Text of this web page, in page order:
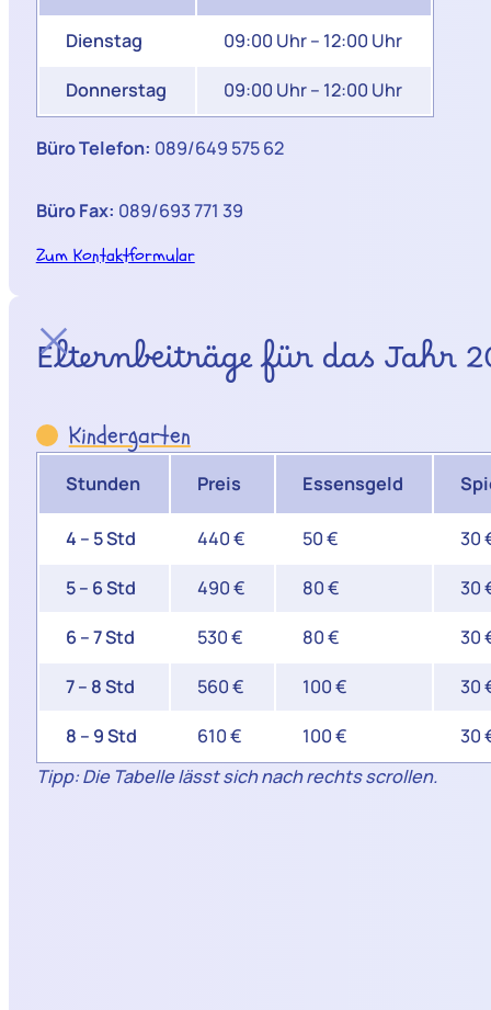
Dienstag 09:00 Uhr – 12:00 Uhr
Donnerstag 09:00 Uhr – 12:00 Uhr
Büro Telefon: 089/649 575 62
Büro Fax: 089/693 771 39
Zum Kontaktformular
Elternbeiträge für das Jahr
Kindergarten
Stunden Preis Essensgeld
4 – 5 Std 440 € 50 € 30
5 – 6 Std 490 € 80 € 30
6 – 7 Std 530 € 80 € 30
7 – 8 Std 560 € 100 € 30
8 – 9 Std 610 € 100 €
30
Tipp: Die Tabelle lässt sich nach rechts scrollen.